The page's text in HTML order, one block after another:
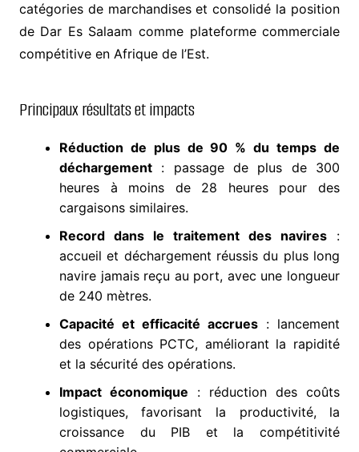
catégories de marchandises et consolidé la position
de Dar Es Salaam comme plateforme commerciale
compétitive en Afrique de l’Est.
Principaux résultats et impacts
Réduction de plus de 90 % du temps de
déchargement: passage de plus de 300
heures à moins de 28 heures pour des
cargaisons similaires.
Record dans le traitement des navires :
accueil et déchargement réussis du plus long
navire jamais reçu au port, avec une longueur
de 240 mètres.
Capacité et efficacité accrues : lancement
des opérations PCTC, améliorant la rapidité
et la sécurité des opérations.
Impact économique : réduction des coûts
logistiques, favorisant la productivité, la
croissance du PIB et la compétitivité